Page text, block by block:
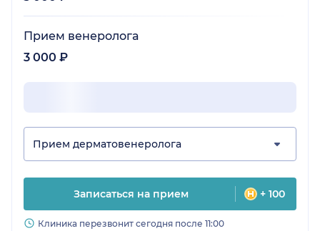
Прием венеролога
3 000 ₽
Прием дерматовенеролога
Записаться на прием + 100
Клиника перезвонит сегодня после 11:00